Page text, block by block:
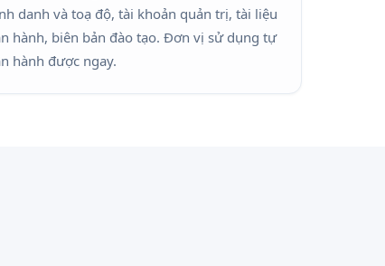
danh và toạ độ, tài khoản quản trị, tài liệu
hành, biên bản đào tạo. Đơn vị sử dụng tự
hành được ngay.